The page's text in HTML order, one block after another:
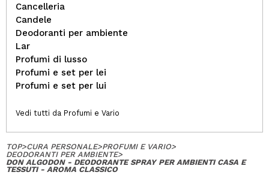
Cancelleria
Candele
Deodoranti per ambiente
Lar
Profumi di lusso
Profumi e set per lei
Profumi e set per lui
Vedi tutti da Profumi e Vario
TOP>CURA PERSONALE>PROFUMI E VARIO>
DEODORANTI PER AMBIENTE>
DON ALGODON - DEODORANTE SPRAY PER AMBIENTI CASA E
TESSUTI - AROMA CLASSICO